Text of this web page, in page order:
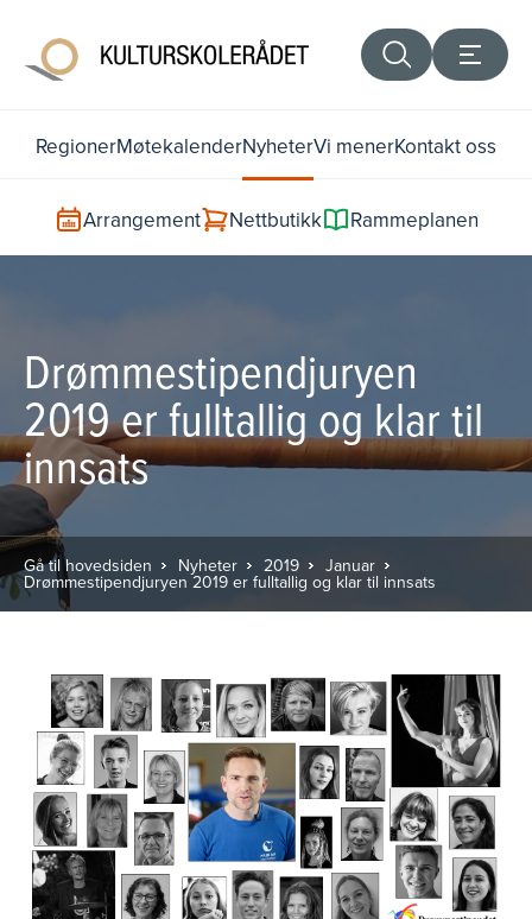
RegionerMøtekalenderNyheterVi menerKontakt oss
Arrangement Nettbutikk Rammeplanen
Drømmestipendjuryen
2019 er fulltallig og klar til
innsats
Gå til hovedsiden Nyheter 2019 Januar
Drømmestipendjuryen 2019 er fulltallig og klar til innsats